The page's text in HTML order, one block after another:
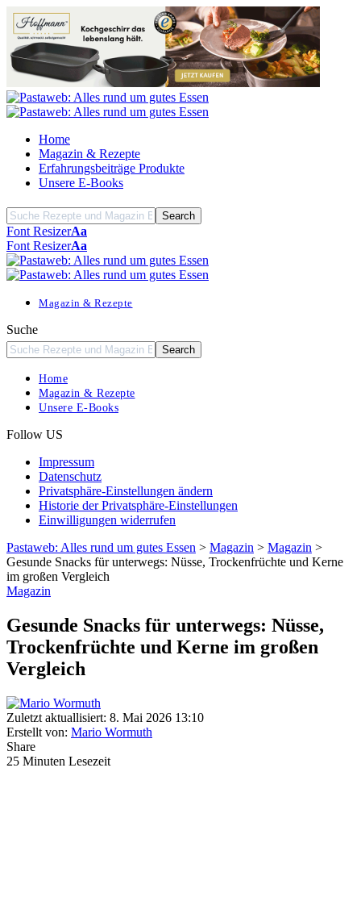
Home
Magazin & Rezepte
Erfahrungsbeiträge Produkte
Unsere E-Books
Font ResizerAa
Font ResizerAa
Magazin & Rezepte
Suche
Home
Magazin & Rezepte
Unsere E-Books
Follow US
Impressum
Datenschutz
Privatsphäre-Einstellungen ändern
Historie der Privatsphäre-Einstellungen
Einwilligungen widerrufen
Pastaweb: Alles rund um gutes Essen > Magazin > Magazin >
Gesunde Snacks für unterwegs: Nüsse, Trockenfrüchte und Kerne
im großen Vergleich
Magazin
Gesunde Snacks für unterwegs: Nüsse,
Trockenfrüchte und Kerne im großen
Vergleich
Zuletzt aktuallisiert: 8. Mai 2026 13:10
Erstellt von: Mario Wormuth
Share
25 Minuten Lesezeit